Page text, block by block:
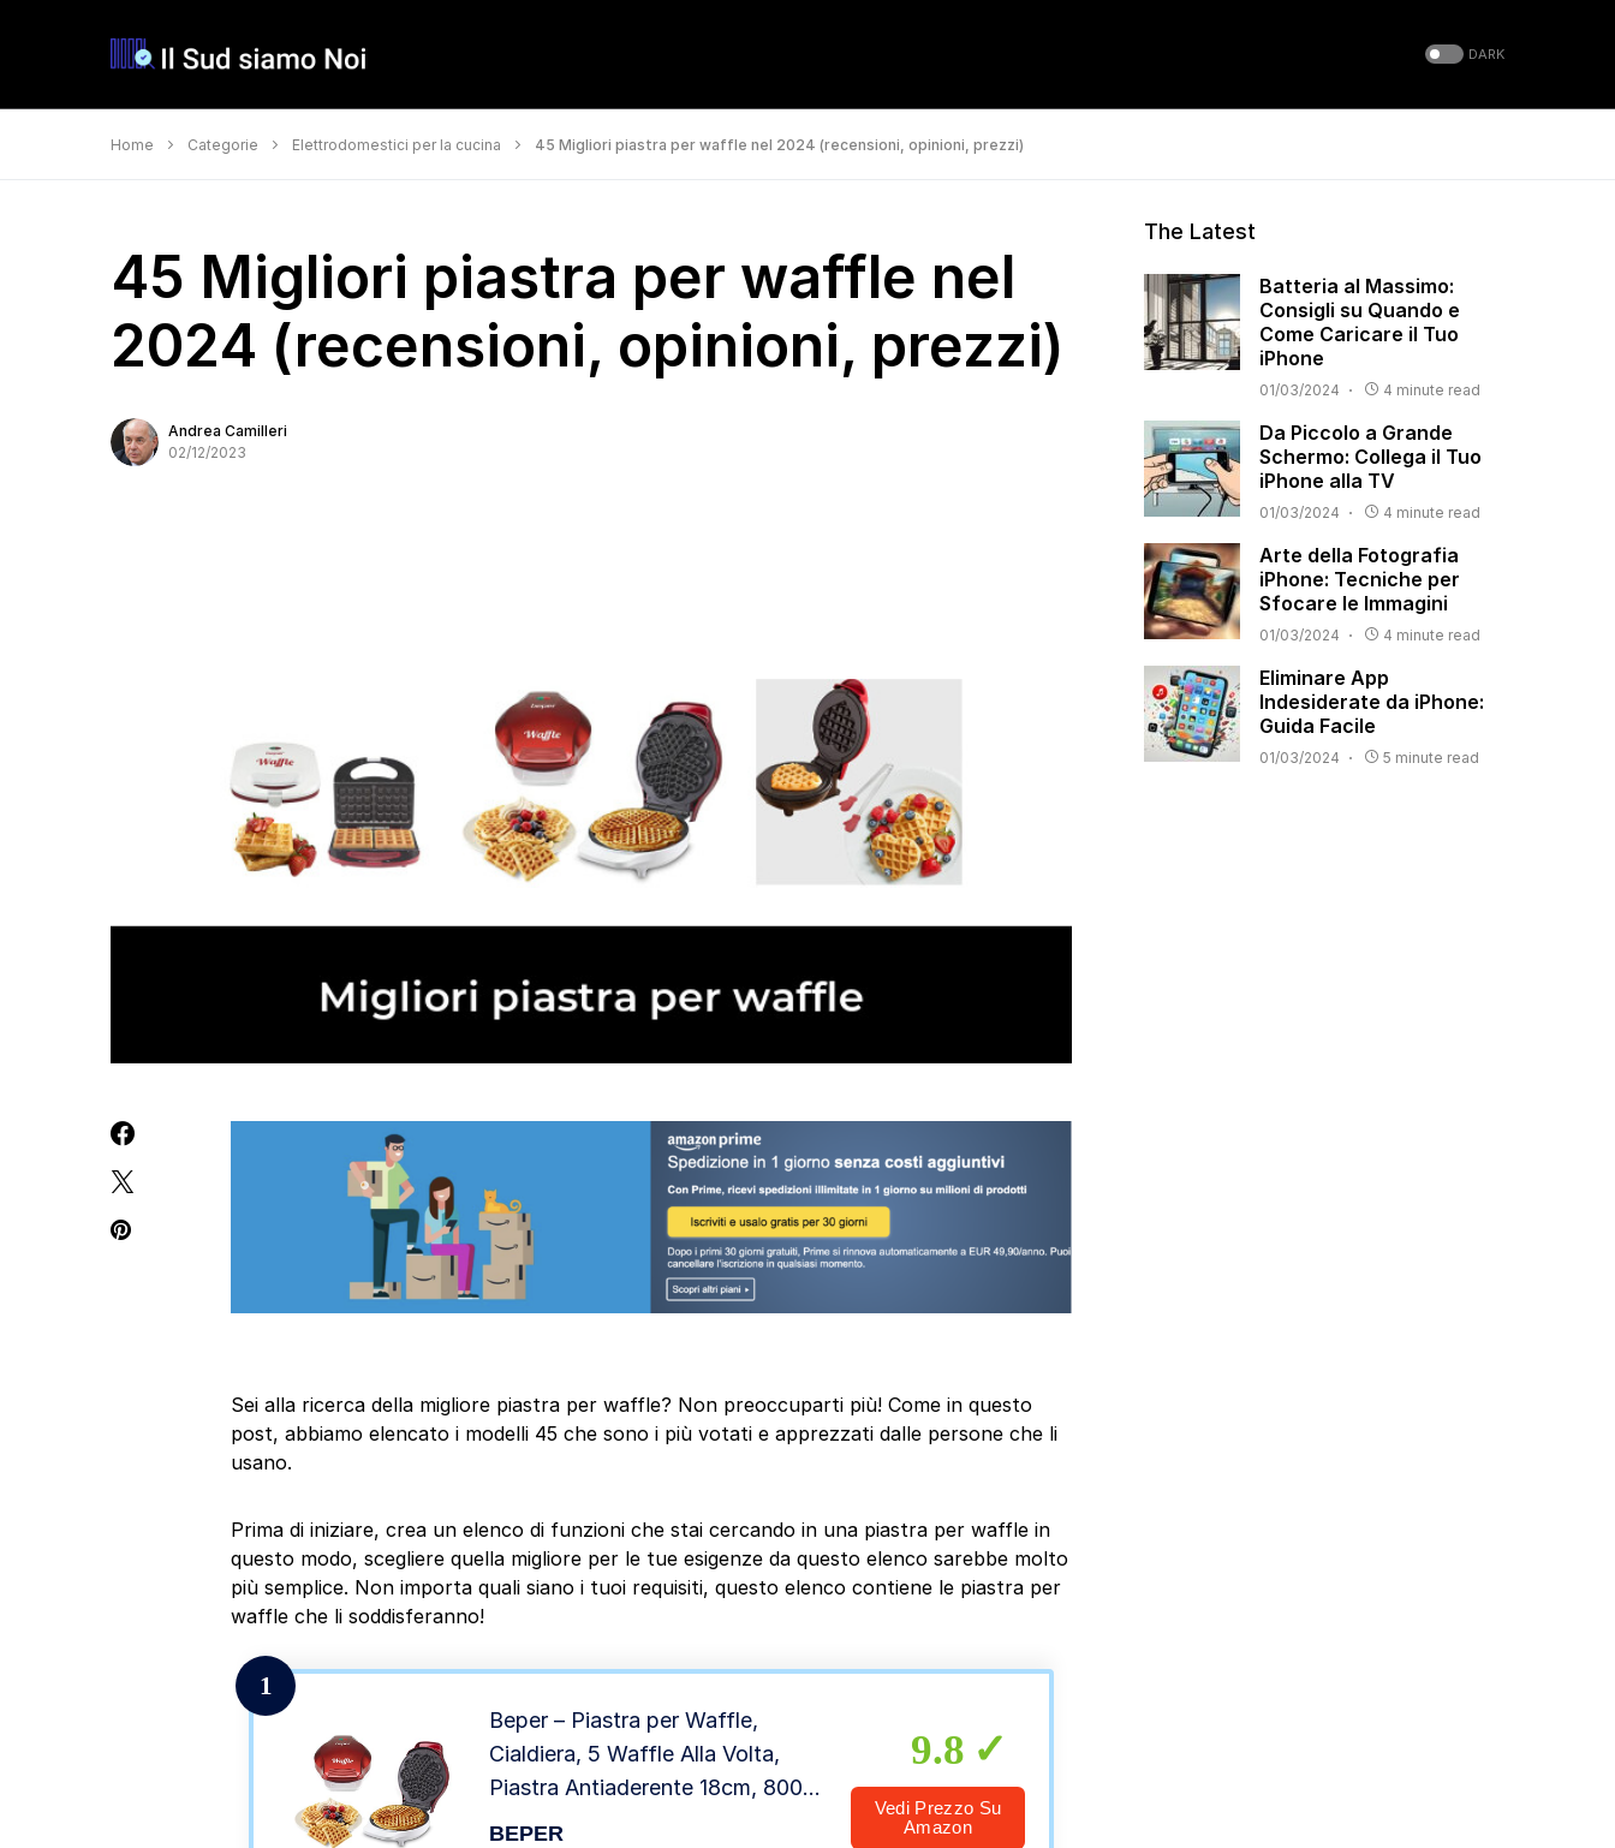
DARK
Home Categorie Elettrodomestici per la cucina 45 Migliori piastra per waffle nel 2024 (recensioni, opinioni, prezzi)
45 Migliori piastra per waffle nel
2024 (recensioni, opinioni, prezzi)
Andrea Camilleri
02/12/2023
Sei alla ricerca della migliore piastra per waffle? Non preoccuparti più! Come in questo
post, abbiamo elencato i modelli 45 che sono i più votati e apprezzati dalle persone che li
usano.
Prima di iniziare, crea un elenco di funzioni che stai cercando in una piastra per waffle in
questo modo, scegliere quella migliore per le tue esigenze da questo elenco sarebbe molto
più semplice. Non importa quali siano i tuoi requisiti, questo elenco contiene le piastra per
waffle che li soddisferanno!
1
Beper – Piastra per Waffle,
Cialdiera, 5 Waffle Alla Volta,
Piastra Antiaderente 18cm, 800-
100W – Rosso/Bianco
BEPER
9.8
Vedi Prezzo Su
Amazon
The Latest
Batteria al Massimo:
Consigli su Quando e
Come Caricare il Tuo
iPhone
01/03/2024 4 minute read
Da Piccolo a Grande
Schermo: Collega il Tuo
iPhone alla TV
01/03/2024 4 minute read
Arte della Fotografia
iPhone: Tecniche per
Sfocare le Immagini
01/03/2024 4 minute read
Eliminare App
Indesiderate da iPhone:
Guida Facile
01/03/2024 5 minute read